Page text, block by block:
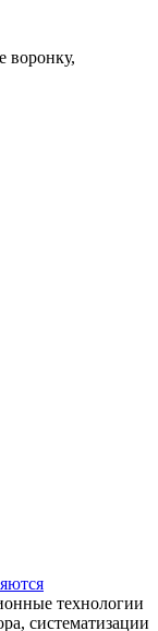
воронку,
технологии
систематизации